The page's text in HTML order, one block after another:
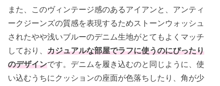
また、このヴィンテージ感のあるアイアンと、アンティ
ークジーンズの質感を表現するためストーンウォッシュ
されたやや浅いブルーのデニム生地がとてもよくマッチ
しており、カジュアルな部屋でラフに使うのにぴったり
のデザインです。デニムを履き込むのと同じように、使
い込むうちにクッションの座面が色落ちしたり、角が少